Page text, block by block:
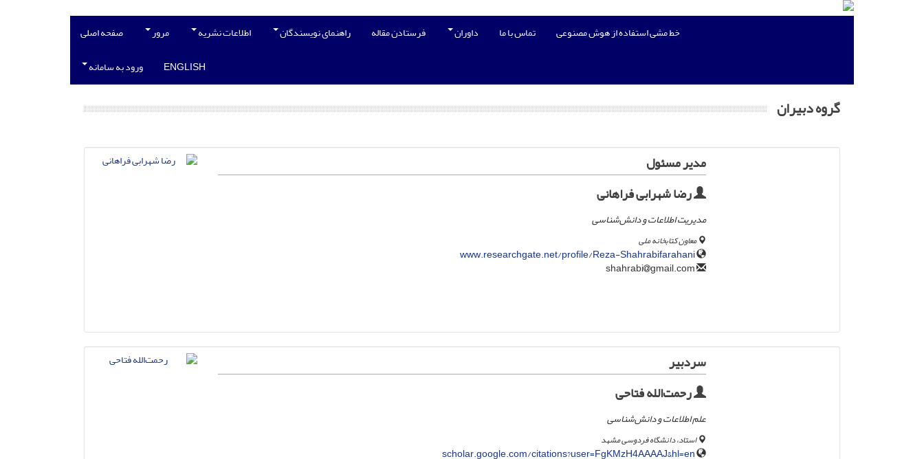
صفحه اصلی مرور اطلاعات نشریه راهنمای نویسندگان فرستادن مقاله داوران تماس با ما
خط مشی استفاده از هوش مصنوعی
ورود به سامانه
ENGLISH
گروه دبیران
مدیر مسئول
رضا شهرابی فراهانی
مدیریت اطلاعات و دانش‌شناسی
معاون کتابخانه ملی
www.researchgate.net/profile/Reza-Shahrabifarahani
gmail.com
سردبیر
رحمت‌الله فتاحی
علم اطلاعات و دانش‌شناسی
استاد، دانشگاه فردوسی مشهد
scholar.google.com/citations?user=FgKMzH4AAAAJ&hl=en